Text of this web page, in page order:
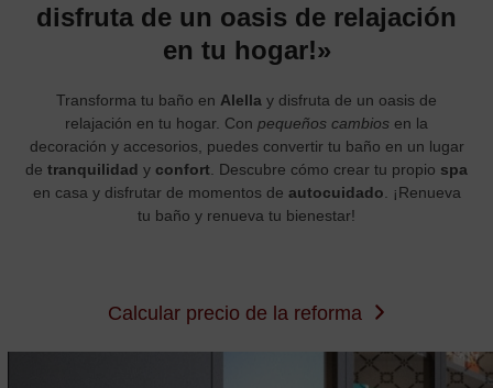
disfruta de un oasis de relajación
en tu hogar!»
Transforma tu baño en Alella y disfruta de un oasis de
relajación en tu hogar. Con pequeños cambios en la
decoración y accesorios, puedes convertir tu baño en un lugar
de tranquilidad y confort . Descubre cómo crear tu propio spa
en casa y disfrutar de momentos de autocuidado . ¡Renueva
tu baño y renueva tu bienestar!
Calcular precio de la reforma